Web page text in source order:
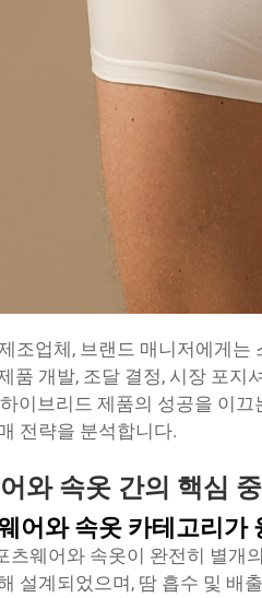
조업체, 브랜드 매니저에게
품 개발, 조달 결정, 시장 포지
이브리드 제품의 성공을 이
전략을 분석합니다.
와 속옷 간의 핵심
어와 속옷 카테고리가
츠웨어와 속옷이 완전히 별개
설계되었으며, 땀 흡수 및 배